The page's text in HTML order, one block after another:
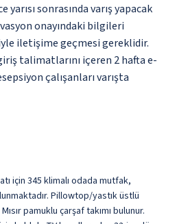
sonrasında varış yapacak
onayındaki bilgileri
iletişime geçmesi gereklidir.
talimatlarını içeren 2 hafta e-
çalışanları varışta
için 345 klimalı odada mutfak,
Pillowtop/yastık üstlü
pamuklu çarşaf takımı bulunur.